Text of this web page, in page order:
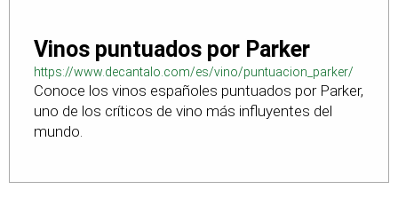
Vinos puntuados por Parker
https://www.decantalo.com/es/vino/puntuacion_parker/
Conoce los vinos españoles puntuados por Parker,
uno de los críticos de vino más influyentes del
mundo.